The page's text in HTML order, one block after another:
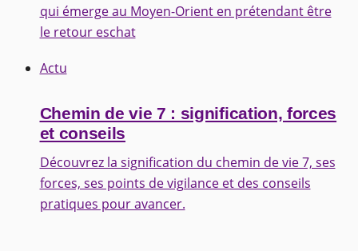
qui émerge au Moyen-Orient en prétendant être
le retour eschat
Actu
Chemin de vie 7 : signification, forces
et conseils
Découvrez la signification du chemin de vie 7, ses
forces, ses points de vigilance et des conseils
pratiques pour avancer.